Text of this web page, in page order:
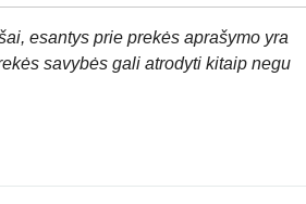
esantys prie prekės aprašymo yra
savybės gali atrodyti kitaip negu